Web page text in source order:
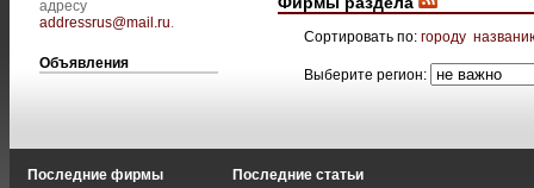
адресу
addressrus@mail.ru.
Объявления
Сортировать по: городу
Выберите регион:
Последние фирмы Последние статьи